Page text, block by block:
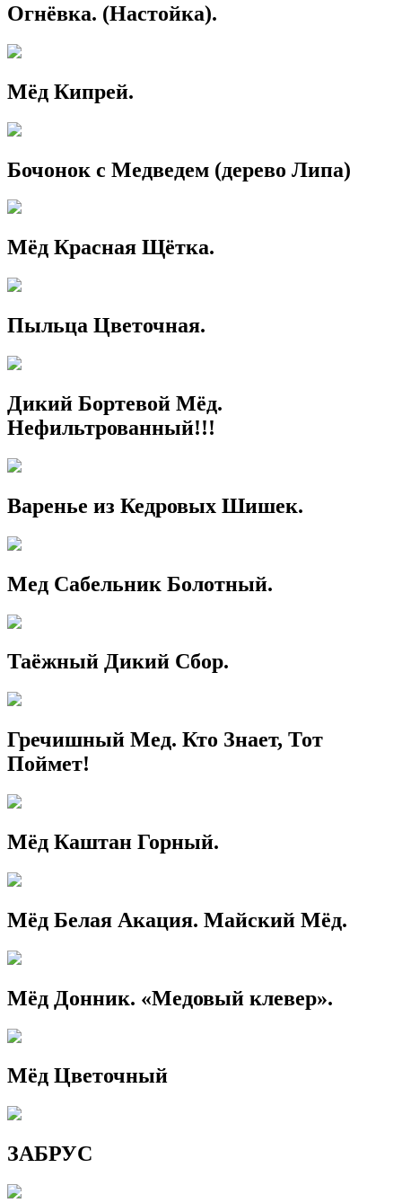
Огнёвка. (Настойка).
Мёд Кипрей.
Бочонок с Медведем (дерево Липа)
Мёд Красная Щётка.
Пыльца Цветочная.
Дикий Бортевой Мёд.
Нефильтрованный!!!
Варенье из Кедровых Шишек.
Мед Сабельник Болотный.
Таёжный Дикий Сбор.
Гречишный Мед. Кто Знает, Тот
Поймет!
Мёд Каштан Горный.
Мёд Белая Акация. Майский Мёд.
Мёд Донник. «Медовый клевер».
Мёд Цветочный
ЗАБРУС